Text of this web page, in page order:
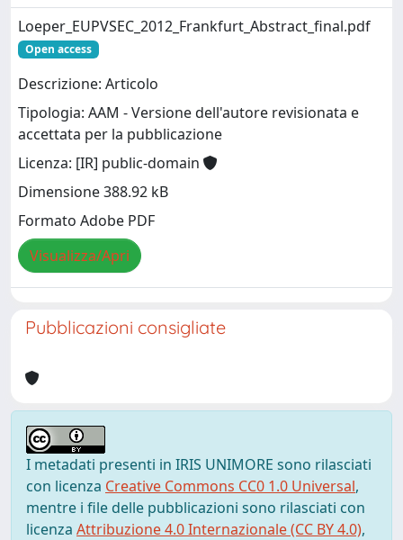
Loeper_EUPVSEC_2012_Frankfurt_Abstract_final.pdf
Open access
Descrizione: Articolo
Tipologia: AAM - Versione dell'autore revisionata e
accettata per la pubblicazione
Licenza: [IR] public-domain
Dimensione 388.92 kB
Formato Adobe PDF
Visualizza/Apri
Pubblicazioni consigliate
I metadati presenti in IRIS UNIMORE sono rilasciati
con licenza Creative Commons CC0 1.0 Universal,
mentre i file delle pubblicazioni sono rilasciati con
licenza Attribuzione 4.0 Internazionale (CC BY 4.0),